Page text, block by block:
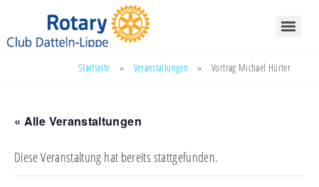
Startseite » Veranstaltungen » Vortrag Michael Hürter
« Alle Veranstaltungen
Diese Veranstaltung hat bereits stattgefunden.